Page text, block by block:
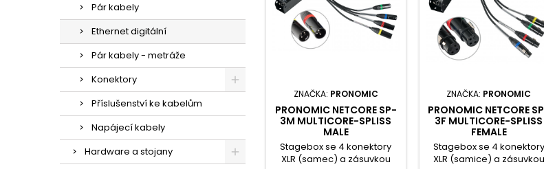
Pár kabely
Ethernet digitální
Pár kabely - metráže
Konektory
Příslušenství ke kabelům
Napájecí kabely
Hardware a stojany
ZNAČKA: PRONOMIC
PRONOMIC NETCORE SP-
3M MULTICORE-SPLISS
MALE
Stagebox se 4 konektory
XLR (samec) a zásuvkou
ZNAČKA: PRONOMIC
PRONOMIC NETCORE
3F MULTICORE-SPLISS
FEMALE
Stagebox se 4 konektory
XLR (samice) a zásuvkou